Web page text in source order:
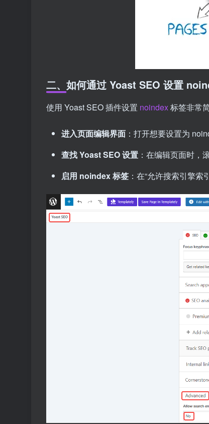
二、如何通过 Yoast SEO 设置
使用 Yoast SEO 插件设置 noindex标签非常
进入页面编辑界面 ：打开想要设置为
查找 Yoast SEO 设置 ：在编辑页面时，
启用 noindex 标签 ：在“允许搜索引擎索